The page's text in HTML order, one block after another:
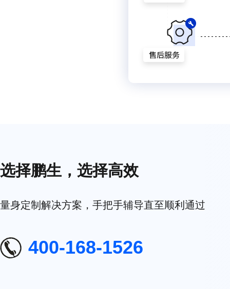
选择鹏生，选择高效
量身定制解决方案，手把手辅导直至顺利通过
400-168-1526